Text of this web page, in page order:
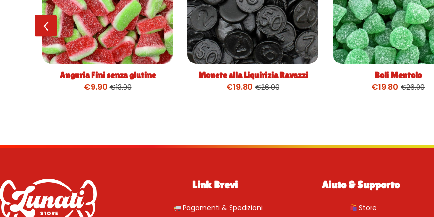
Anguria Fini senza glutine
€9.90 €13.00
Monete alla Liquirizia Ravazzi
€19.80 €26.00
Boli Mentolo
€19.80 €26.00
Link Brevi
Pagamenti & Spedizioni
Aiuto & Supporto
Store